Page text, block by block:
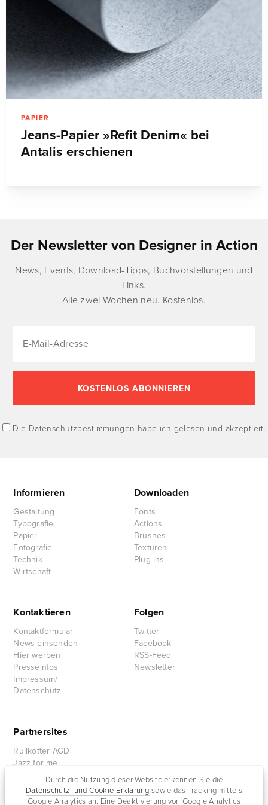
Durch die Nutzung dieser Website erkennen Sie die
Datenschutz- und Cookie-Erklärung sowie das Tracking mittels
Google Analytics an. Eine Deaktivierung von Google Analytics
PAPIER
Jeans-Papier »Refit Denim« bei
Antalis erschienen
Der Newsletter von Designer in Action
News, Events, Download-Tipps, Buchvorstellungen und
Links.
Alle zwei Wochen neu. Kostenlos.
Die Datenschutzbestimmungen habe ich gelesen und akzeptiert.
Informieren
Gestaltung
Typografie
Papier
Fotografie
Technik
Wirtschaft
Downloaden
Fonts
Actions
Brushes
Texturen
Plug-ins
Kontaktieren
Kontaktformular
News einsenden
Hier werben
Presseinfos
Impressum/
Datenschutz
Folgen
Twitter
Facebook
RSS-Feed
Newsletter
Partnersites
Rullkötter AGD
Jazz for me